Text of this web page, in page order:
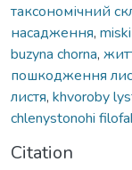
таксономічний
насадження,
buzyna chorna,
пошкодження
листя, khvoroby
chlenystonohi
Citation